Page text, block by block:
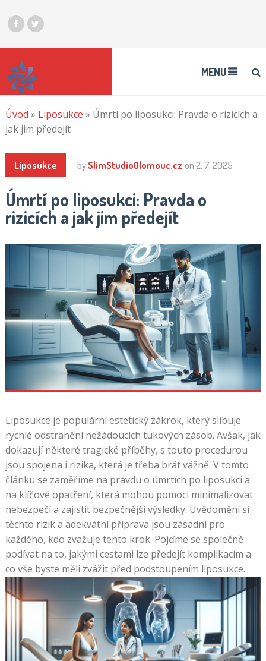
MENU
Úvod » Liposukce » Úmrtí po liposukci: Pravda o rizicích a
jak jim předejít
Liposukce bySlimStudioOlomouc.cz on 2. 7. 2025
Úmrtí po liposukci: Pravda o
rizicích a jak jim předejít
Liposukce je populární estetický zákrok, který slibuje
rychlé odstranění nežádoucích tukových zásob. Avšak, jak
dokazují některé tragické příběhy, s touto procedurou
jsou spojena i rizika, která je třeba brát vážně. V tomto
článku se zaměříme na pravdu o úmrtích po liposukci a
na klíčové opatření, která mohou pomoci minimalizovat
nebezpečí a zajistit bezpečnější výsledky. Uvědomění si
těchto rizik a adekvátní příprava jsou zásadní pro
každého, kdo zvažuje tento krok. Pojďme se společně
podívat na to, jakými cestami lze předejít komplikacím a
co vše byste měli zvážit před podstoupením liposukce.